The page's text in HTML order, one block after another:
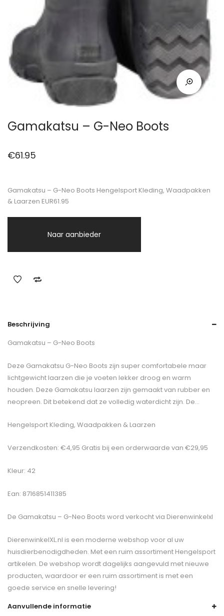
Gamakatsu – G-Neo Boots
€61.95
Gamakatsu – G-Neo Boots Hengelsport Kleding, Waadpakken
& Laarzen EUR61.95
Naar aanbieder
Beschrijving
Gamakatsu – G-Neo Boots
Deze Gamakatsu G-Neo Boots zijn super comfortabele maar
lichtgewicht laarzen die je voeten lekker droog en warm
houden. Deze Gamakatsu laarzen zijn gemaakt van rubber en
neopreen. Dit betekend dat ze volledig waterdicht zijn. De…
Hengelsport Kleding, Waadpakken & Laarzen
Verzendkosten: €4,95 Gratis bij een orderwaarde van €29,95
Kleur: 42
Ean: 8716851411385
De Gamakatsu – G-Neo Boots word verkocht via Dierenwinkelxl
DierenwinkelXL.nl is een moderne webshop voor al uw
huisdierbenodigdheden. Met een ruim assortiment Hengelsport
artikelen. De webshop wordt dagelijks aangevuld met nieuwe
producten, waardoor er een ruim assortiment is met een
goede service en snelle levering!
Aanvullende informatie